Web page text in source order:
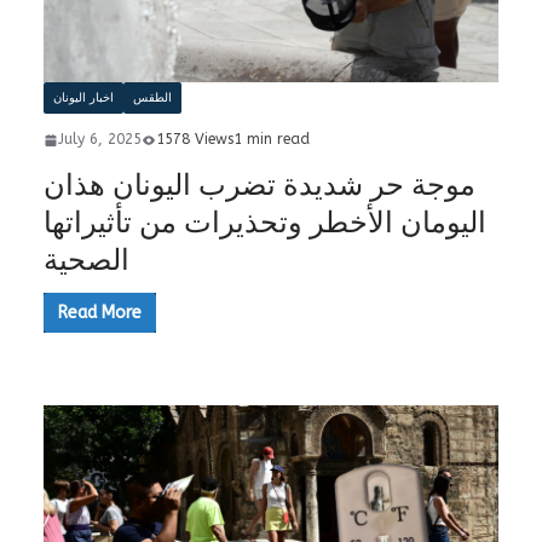
اخبار اليونان الطقس
July 6, 2025 1578 Views1 min read
موجة حر شديدة تضرب اليونان هذان
اليومان الأخطر وتحذيرات من تأثيراتها
الصحية
Read More